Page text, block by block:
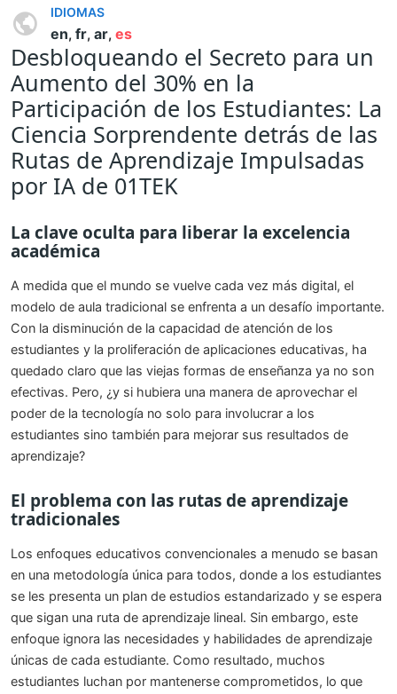
IDIOMAS
en, fr, ar, es
Desbloqueando el Secreto para un
Aumento del 30% en la
Participación de los Estudiantes: La
Ciencia Sorprendente detrás de las
Rutas de Aprendizaje Impulsadas
por IA de 01TEK
La clave oculta para liberar la excelencia
académica
A medida que el mundo se vuelve cada vez más digital, el
modelo de aula tradicional se enfrenta a un desafío importante.
Con la disminución de la capacidad de atención de los
estudiantes y la proliferación de aplicaciones educativas, ha
quedado claro que las viejas formas de enseñanza ya no son
efectivas. Pero, ¿y si hubiera una manera de aprovechar el
poder de la tecnología no solo para involucrar a los
estudiantes sino también para mejorar sus resultados de
aprendizaje?
El problema con las rutas de aprendizaje
tradicionales
Los enfoques educativos convencionales a menudo se basan
en una metodología única para todos, donde a los estudiantes
se les presenta un plan de estudios estandarizado y se espera
que sigan una ruta de aprendizaje lineal. Sin embargo, este
enfoque ignora las necesidades y habilidades de aprendizaje
únicas de cada estudiante. Como resultado, muchos
estudiantes luchan por mantenerse comprometidos, lo que